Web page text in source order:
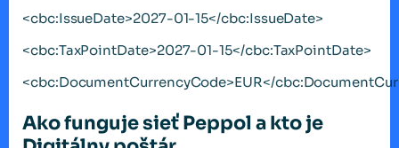
<cbc:IssueDate>2027-01-15</cbc:IssueDate>
<cbc:TaxPointDate>2027-01-15</cbc:TaxPointDate>
<cbc:DocumentCurrencyCode>EUR</
Ako funguje sieť Peppol a kto je